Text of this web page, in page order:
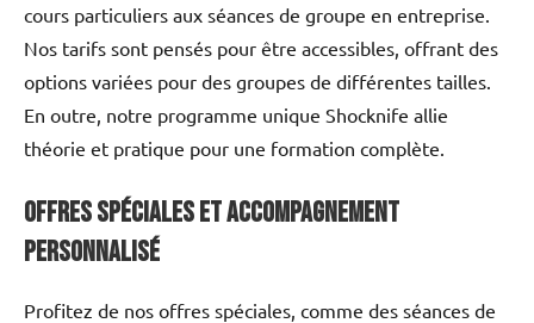
cours particuliers aux séances de groupe en entreprise.
Nos tarifs sont pensés pour être accessibles, offrant des
options variées pour des groupes de différentes tailles.
En outre, notre programme unique Shocknife allie
théorie et pratique pour une formation complète.
Offres Spéciales et Accompagnement
Personnalisé
Profitez de nos offres spéciales, comme des séances de